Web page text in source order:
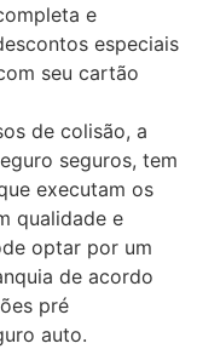
e
especiais
seu cartão
de colisão, a
seguros, tem
executam os
qualidade e
optar por um
de acordo
pré
auto.